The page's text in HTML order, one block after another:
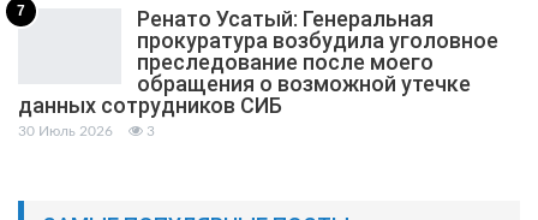
7
Ренато Усатый: Генеральная
прокуратура возбудила уголовное
преследование после моего
обращения о возможной утечке
данных сотрудников СИБ
30 Июль 2026 3